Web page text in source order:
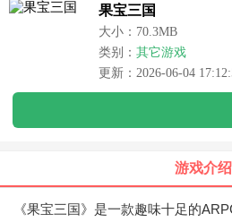
果宝三国
大小：70.3MB
类别： 其它游戏
更新：2026-06-04
游戏介绍
《果宝三国》是一款趣味十足的